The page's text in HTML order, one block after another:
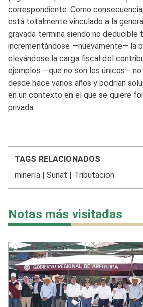
correspondiente. Como
está totalmente vinculado a la
gravada termina siendo no deducible
incrementándose —nuevamente— la
elevándose la carga fiscal del
ejemplos —que no son los únicos— no
desde hace varios años y podrían
en un contexto en el que se quiere
privada.
TAGS RELACIONADOS
minería| Sunat Tributación
Notas más visitadas